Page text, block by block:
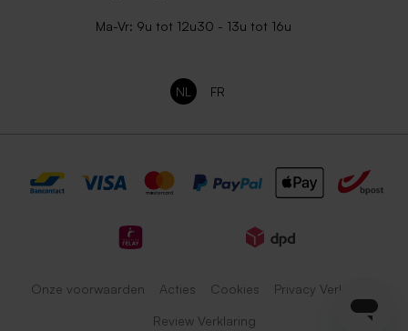
Ma-Vr: 9u tot 12u30 - 13u tot 16u
NL FR
Onze voorwaarden Acties Cookies Privacy Verklaring
Review Verklaring